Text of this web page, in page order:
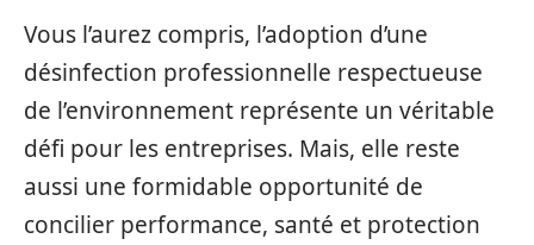
Vous l’aurez compris, l’adoption d’une
désinfection professionnelle respectueuse
de l’environnement représente un véritable
défi pour les entreprises. Mais, elle reste
aussi une formidable opportunité de
concilier performance, santé et protection